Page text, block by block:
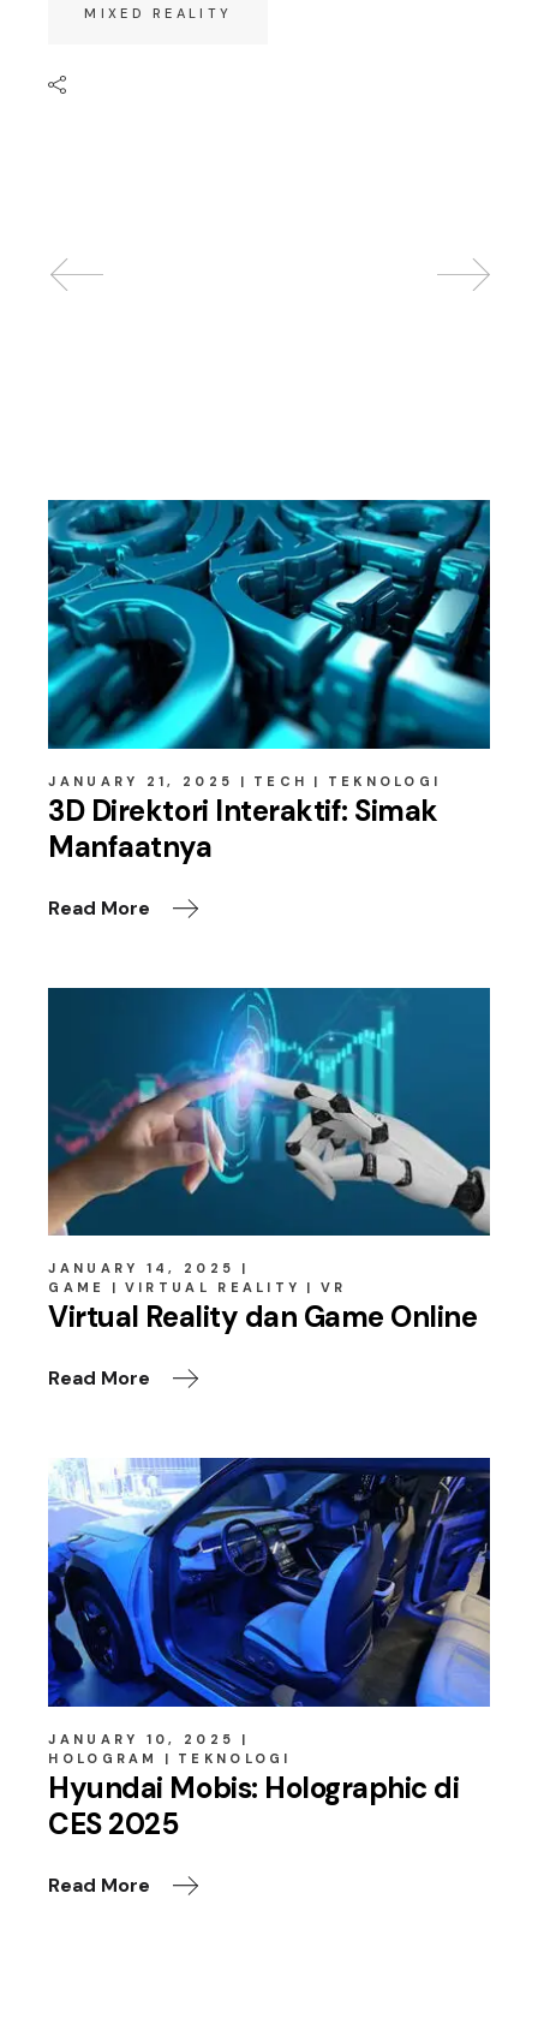
MIXED REALITY
JANUARY 21, 2025 TECH TEKNOLOGI
3D Direktori Interaktif: Simak
Manfaatnya
Read More
JANUARY 14, 2025
GAME
VIRTUAL REALITY VR
Virtual Reality dan Game Online
Read More
JANUARY 10, 2025
HOLOGRAM
TEKNOLOGI
Hyundai Mobis: Holographic di
CES 2025
Read More